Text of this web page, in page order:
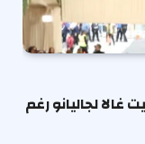
لجاليانو رغم